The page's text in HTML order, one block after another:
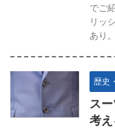
でご
リッ
あり。
歴史
ス
考え